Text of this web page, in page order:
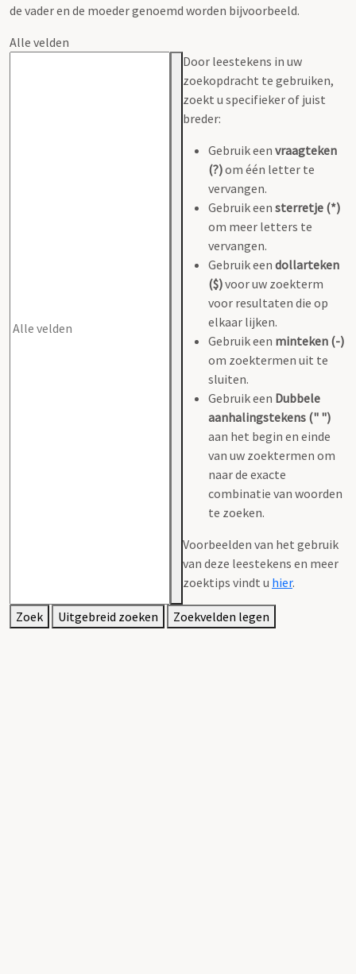
de vader en de moeder genoemd worden bijvoorbeeld.
Alle velden
Door leestekens in uw
zoekopdracht te gebruiken,
zoekt u specifieker of juist
breder:
Gebruik een vraagteken
(?)om één letter te
vervangen.
Gebruik een sterretje (*)
om meer letters te
vervangen.
Gebruik een dollarteken
($)voor uw zoekterm
voor resultaten die op
elkaar lijken.
Gebruik een minteken (-)
om zoektermen uit te
sluiten.
Gebruik een Dubbele
aanhalingstekens (" ")
aan het begin en einde
van uw zoektermen om
naar de exacte
combinatie van woorden
te zoeken.
Voorbeelden van het gebruik
van deze leestekens en meer
zoektips vindt u hier.
Zoek Uitgebreid zoeken Zoekvelden legen